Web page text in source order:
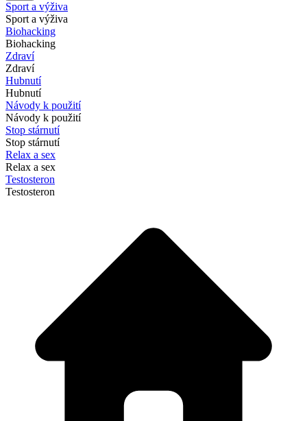
Sport a výživa
Sport a výživa
Biohacking
Biohacking
Zdraví
Zdraví
Hubnutí
Hubnutí
Návody k použití
Návody k použití
Stop stárnutí
Stop stárnutí
Relax a sex
Relax a sex
Testosteron
Testosteron